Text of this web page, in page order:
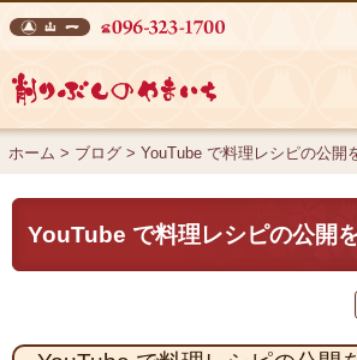
株式会社 山一 削
ホーム > ブログ > YouTube で料理レシピの公開
YouTube で料理レシピの公開